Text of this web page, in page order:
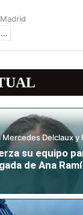
Delclaux y
su equipo
de Ana